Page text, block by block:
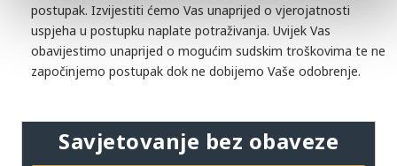
postupak. Izvijestiti ćemo Vas unaprijed o vjerojatnosti
uspjeha u postupku naplate potraživanja. Uvijek Vas
obavijestimo unaprijed o mogućim sudskim troškovima te ne
započinjemo postupak dok ne dobijemo Vaše odobrenje.
Savjetovanje bez obaveze